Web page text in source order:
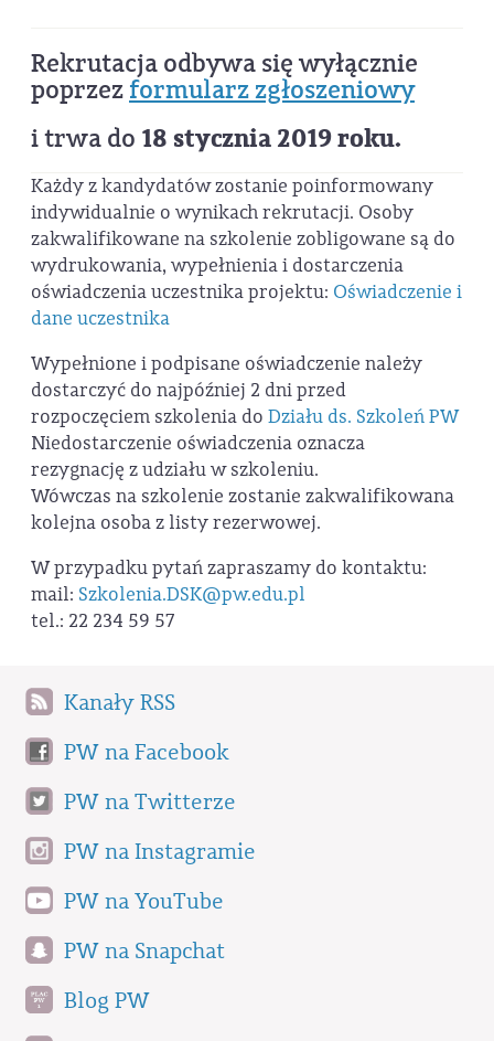
Rekrutacja odbywa się wyłącznie
poprzez formularz zgłoszeniowy
i trwa do 18 stycznia 2019 roku.
Każdy z kandydatów zostanie poinformowany
indywidualnie o wynikach rekrutacji. Osoby
zakwalifikowane na szkolenie zobligowane są do
wydrukowania, wypełnienia i dostarczenia
oświadczenia uczestnika projektu: Oświadczenie i
dane uczestnika
Wypełnione i podpisane oświadczenie należy
dostarczyć do najpóźniej 2 dni przed
rozpoczęciem szkolenia do Działu ds. Szkoleń PW
Niedostarczenie oświadczenia oznacza
rezygnację z udziału w szkoleniu.
Wówczas na szkolenie zostanie zakwalifikowana
kolejna osoba z listy rezerwowej.
W przypadku pytań zapraszamy do kontaktu:
mail: Szkolenia.DSK@pw.edu.pl
tel.: 22 234 59 57
Kanały RSS
PW na Facebook
PW na Twitterze
PW na Instagramie
PW na YouTube
PW na Snapchat
Blog PW